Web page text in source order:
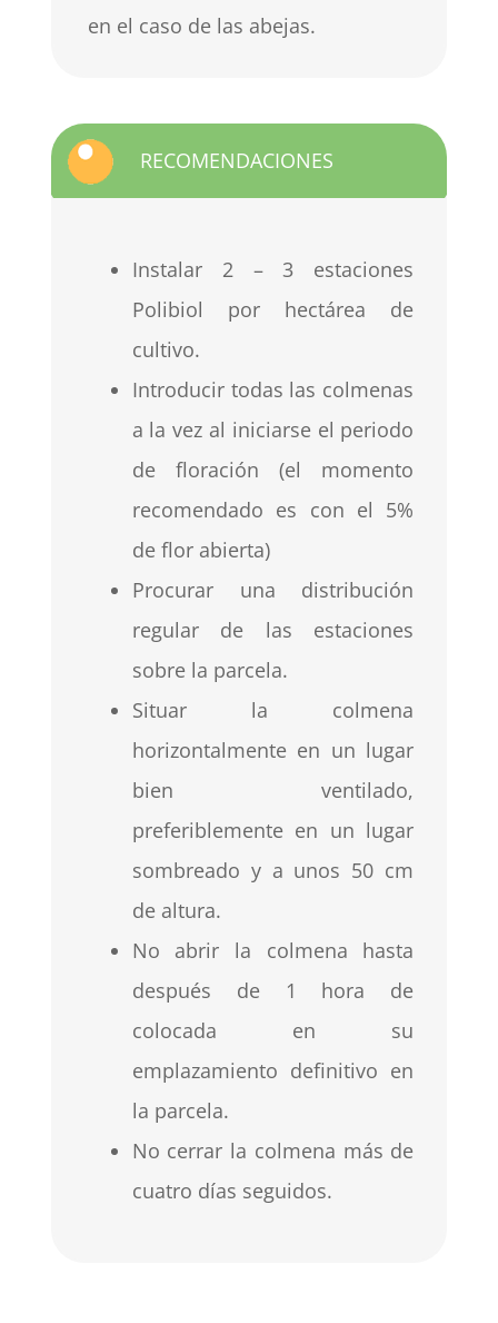
en el caso de las abejas.
RECOMENDACIONES
Instalar 2 – 3 estaciones
Polibiol por hectárea de
cultivo.
Introducir todas las colmenas
a la vez al iniciarse el periodo
de floración (el momento
recomendado es con el 5%
de flor abierta)
Procurar una distribución
regular de las estaciones
sobre la parcela.
Situar la colmena
horizontalmente en un lugar
bien ventilado,
preferiblemente en un lugar
sombreado y a unos 50 cm
de altura.
No abrir la colmena hasta
después de 1 hora de
colocada en su
emplazamiento definitivo en
la parcela.
No cerrar la colmena más de
cuatro días seguidos.